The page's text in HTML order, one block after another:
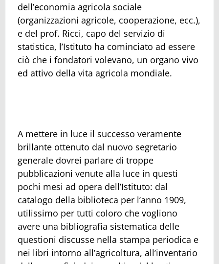
dell’economia agricola sociale
(organizzazioni agricole, cooperazione, ecc.),
e del prof. Ricci, capo del servizio di
statistica, l’Istituto ha cominciato ad essere
ciò che i fondatori volevano, un organo vivo
ed attivo della vita agricola mondiale.
A mettere in luce il successo veramente
brillante ottenuto dal nuovo segretario
generale dovrei parlare di troppe
pubblicazioni venute alla luce in questi
pochi mesi ad opera dell’Istituto: dal
catalogo della biblioteca per l’anno 1909,
utilissimo per tutti coloro che vogliono
avere una bibliografia sistematica delle
questioni discusse nella stampa periodica e
nei libri intorno all’agricoltura, all’inventario